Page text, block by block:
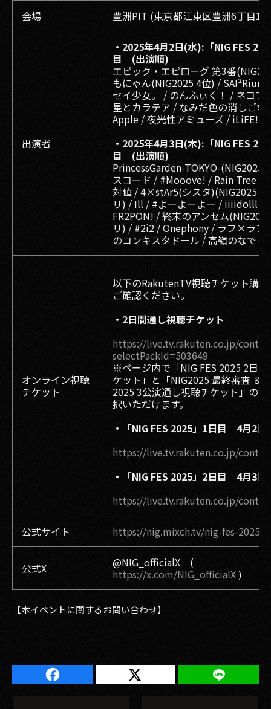
会場 豊洲PIT (東京都江東区豊洲6丁目1-
出演者
・2025年4月2日(水):「NIG FES
目 (出演順)
エピック・エピローグ 第3番
もにゃん(NIG2025 4位) / SAI²Rium
セイ少女。 / のんふぃく！ / ネコプ
星とカラテア / なみだ色の消しご
Apple / 夜光性アミューズ / iLiFE!
・2025年4月3日(木):「NIG FES
目 (出演順)
PrincessGarden-TOKYO-(NIG2025
スコード / #Mooove! / Rain Tree /
対値 / 4×stAr5(シスタ)(NIG2025
リ) / Ill / #よーよーよー / iiiidolll /
FR2PON! / 終末のアンセム
リ) / #2i2 / Onephony / ラフ×ラフ
のコンキスタドール / 高嶺のなで
オンライン視聴
チケット
以下のRakutenTV視聴チケット購
ご確認ください。
・2日間通し視聴チケット
https://live.tv.rakuten.co.jp/
selectPackId=503649
※ページ内で「NIG FES 2025 2日
ケット」と「NIG2025 最終審査 ＆
2025 3公演通し視聴チケット」の
択いただけます。
・「NIG FES 2025」1日目 4月2
https://live.tv.rakuten.co.jp/
・「NIG FES 2025」2日目 4月3
https://live.tv.rakuten.co.jp/
公式サイト https://nig.mixch.tv/nig-fes-2025
公式X
@NIG_officialX (
https://x.com/NIG_officialX)
【本イベントに関するお問い合わせ】